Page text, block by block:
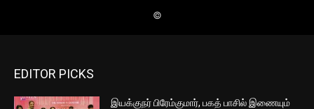
EDITOR PICKS
இயக்குநர் பிரேம்குமார், பகத் பாசில் இணையும்